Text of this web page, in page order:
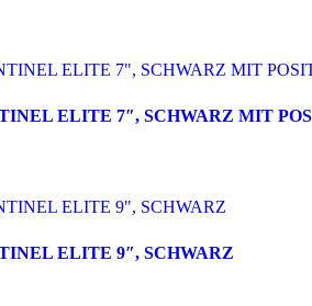
ELITE 7″, SCHWARZ MIT
ELITE 9″, SCHWARZ